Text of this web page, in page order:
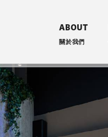
ABOUT
關於我們